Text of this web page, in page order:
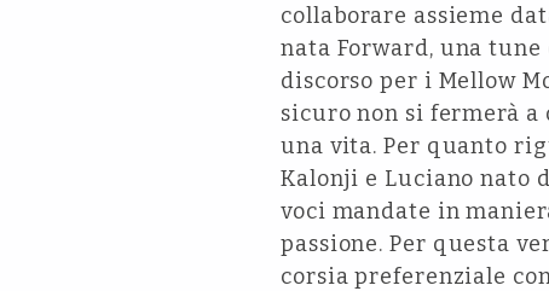
collaborare assieme
nata Forward, una
discorso per i Mellow
sicuro non si fermerà
una vita. Per quanto
Kalonji e Luciano nato
voci mandate in
passione. Per questa
corsia preferenziale